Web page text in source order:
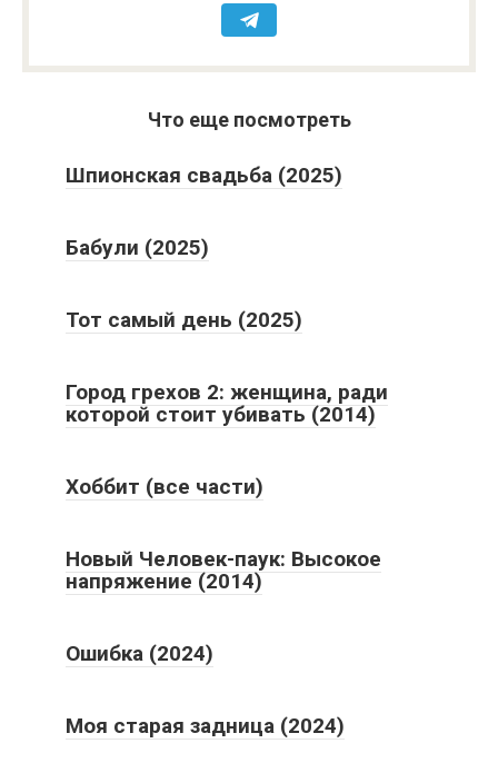
Что еще посмотреть
Шпионская свадьба (2025)
Бабули (2025)
Тот самый день (2025)
Город грехов 2: женщина, ради
которой стоит убивать (2014)
Хоббит (все части)
Новый Человек-паук: Высокое
напряжение (2014)
Ошибка (2024)
Моя старая задница (2024)